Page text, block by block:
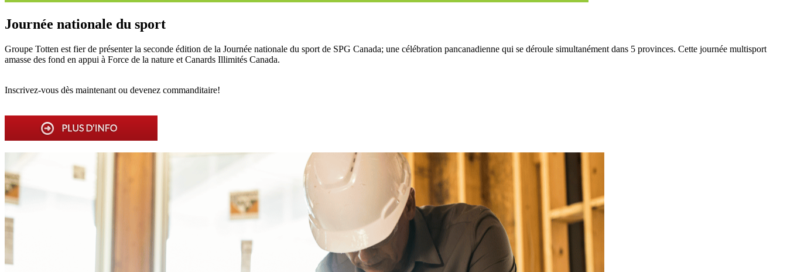
Journée nationale du sport
Groupe Totten est fier de présenter la seconde édition de la Journée nationale du sport de SPG Canada; une célébration pancanadienne qui se déroule simultanément dans 5 provinces. Cette journée multisport
amasse des fond en appui à Force de la nature et Canards Illimités Canada.
Inscrivez-vous dès maintenant ou devenez commanditaire!